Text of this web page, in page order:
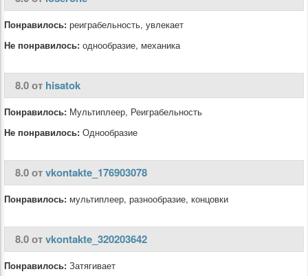
Понравилось: реиграбельность, увлекает
Не понравилось: однообразие, механика
8.0 от hisatok
Понравилось: Мультиплеер, Реиграбельность
Не понравилось: Однообразие
8.0 отvkontakte_176903078
Понравилось: мультиплеер, разнообразие, концовки
8.0 отvkontakte_320203642
Понравилось: Затягивает